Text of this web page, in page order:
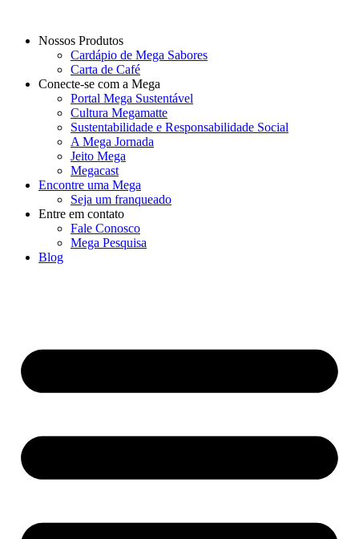
Nossos Produtos
Cardápio de Mega Sabores
Carta de Café
Conecte-se com a Mega
Portal Mega Sustentável
Cultura Megamatte
Sustentabilidade e Responsabilidade Social
A Mega Jornada
Jeito Mega
Megacast
Encontre uma Mega
Seja um franqueado
Entre em contato
Fale Conosco
Mega Pesquisa
Blog